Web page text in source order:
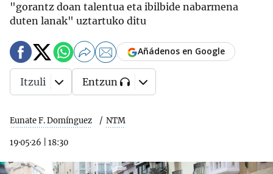
"gorantz doan talentua eta ibilbide nabarmena
duten lanak" uztartuko ditu
Eunate F. Domínguez NTM
19·05·26 18:30
Añádenos en Google
Itzuli Entzun